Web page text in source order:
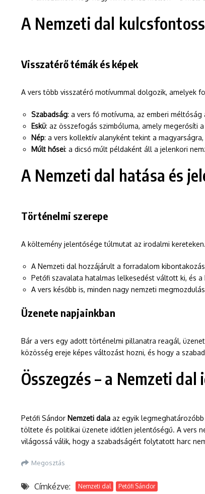
A Nemzeti dal
Visszatérő témák és képek
A vers több visszatérő motívummal dolgozik, amelyek
Szabadság: a vers fő motívuma, az emberi
Eskü: az összefogás szimbóluma, amely megerősíti
Nép: a vers kollektív alanyként tekint a
Múlt hősei: a dicső múlt példaként áll a jelenkori
A Nemzeti dal hatása és
Történelmi szerepe
A költemény jelentősége túlmutat az irodalmi
A Nemzeti dal hozzájárult a forradalom
Petőfi szavalata hatalmas lelkesedést váltott ki, és
A vers később is, minden nagy nemzeti
Üzenete napjainkban
Bár a vers egy adott történelmi pillanatra reagál,
közösség ereje képes változást hozni, és hogy a
Összegzés – a Nemzeti
Petőfi Sándor Nemzeti dala az egyik
töltete és politikai üzenete időtlen jelentőségű. A vers
világossá válik, hogy a szabadságért folytatott harc
Megosztás
Címkézve: Nemzeti dal Petőfi Sándor